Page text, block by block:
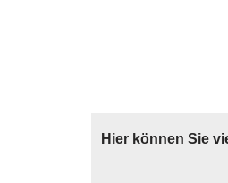
Hier können Sie